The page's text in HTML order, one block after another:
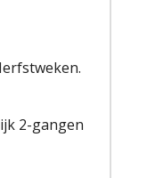
2-gangen